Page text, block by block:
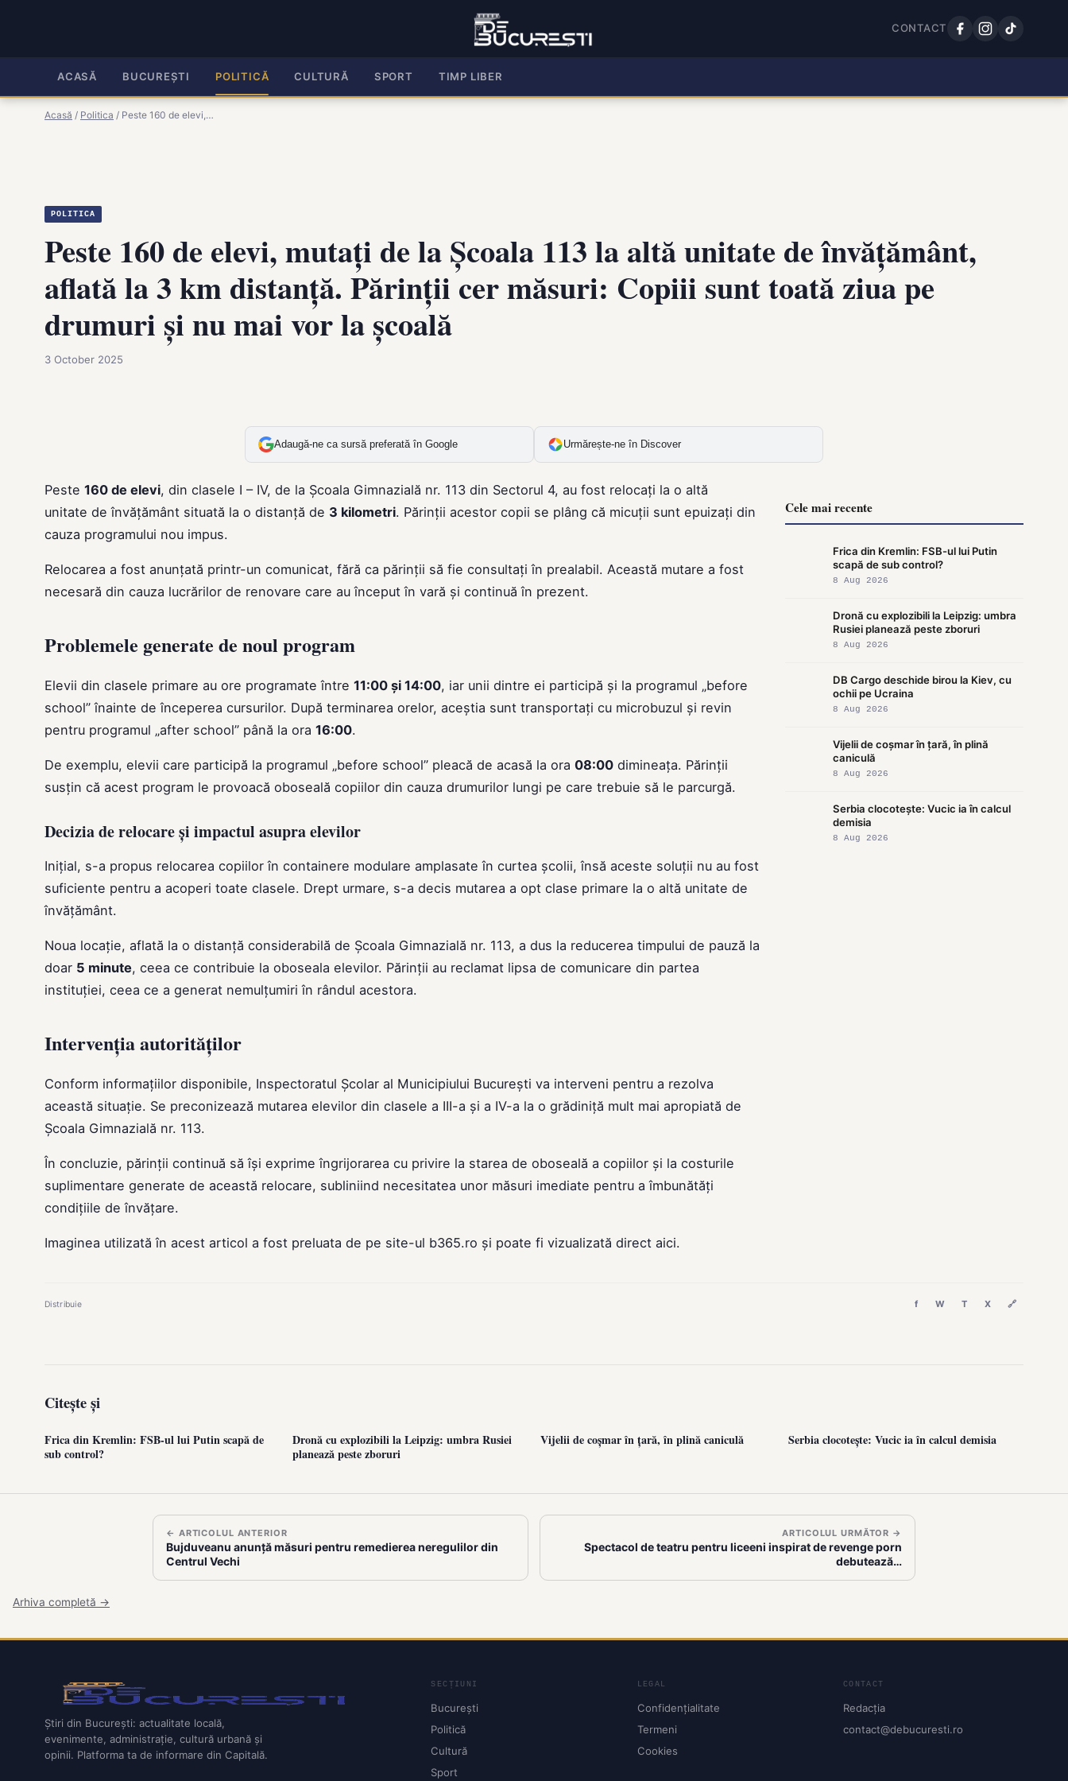
CONTACT
ACASĂ BUCUREȘTI POLITICĂ CULTURĂ SPORT TIMP LIBER
Acasă / Politica / Peste 160 de elevi,…
POLITICA
Peste 160 de elevi, mutați de la Școala 113 la altă unitate de învățământ,
aflată la 3 km distanță. Părinții cer măsuri: Copiii sunt toată ziua pe
drumuri și nu mai vor la școală
3 October 2025
Adaugă-ne ca sursă preferată în Google Urmărește-ne în Discover
Peste 160 de elevi, din clasele I – IV, de la Școala Gimnazială nr. 113 din Sectorul 4, au fost relocați la o altă
unitate de învățământ situată la o distanță de 3 kilometri. Părinții acestor copii se plâng că micuții sunt epuizați din
cauza programului nou impus.
Relocarea a fost anunțată printr-un comunicat, fără ca părinții să fie consultați în prealabil. Această mutare a fost
necesară din cauza lucrărilor de renovare care au început în vară și continuă în prezent.
Problemele generate de noul program
Elevii din clasele primare au ore programate între 11:00 și 14:00, iar unii dintre ei participă și la programul „before
school” înainte de începerea cursurilor. După terminarea orelor, aceștia sunt transportați cu microbuzul și revin
pentru programul „after school” până la ora 16:00.
De exemplu, elevii care participă la programul „before school” pleacă de acasă la ora 08:00 dimineața. Părinții
susțin că acest program le provoacă oboseală copiilor din cauza drumurilor lungi pe care trebuie să le parcurgă.
Decizia de relocare și impactul asupra elevilor
Inițial, s-a propus relocarea copiilor în containere modulare amplasate în curtea școlii, însă aceste soluții nu au fost
suficiente pentru a acoperi toate clasele. Drept urmare, s-a decis mutarea a opt clase primare la o altă unitate de
învățământ.
Noua locație, aflată la o distanță considerabilă de Școala Gimnazială nr. 113, a dus la reducerea timpului de pauză la
doar 5 minute, ceea ce contribuie la oboseala elevilor. Părinții au reclamat lipsa de comunicare din partea
instituției, ceea ce a generat nemulțumiri în rândul acestora.
Intervenția autorităților
Conform informațiilor disponibile, Inspectoratul Școlar al Municipiului București va interveni pentru a rezolva
această situație. Se preconizează mutarea elevilor din clasele a III-a și a IV-a la o grădiniță mult mai apropiată de
Școala Gimnazială nr. 113.
În concluzie, părinții continuă să își exprime îngrijorarea cu privire la starea de oboseală a copiilor și la costurile
suplimentare generate de această relocare, subliniind necesitatea unor măsuri imediate pentru a îmbunătăți
condițiile de învățare.
Imaginea utilizată în acest articol a fost preluata de pe site-ul b365.ro și poate fi vizualizată direct aici.
Cele mai recente
Frica din Kremlin: FSB-ul lui Putin
scapă de sub control?
8 Aug 2026
Dronă cu explozibili la Leipzig: umbra
Rusiei planează peste zboruri
8 Aug 2026
DB Cargo deschide birou la Kiev, cu
ochii pe Ucraina
8 Aug 2026
Vijelii de coșmar în țară, în plină
caniculă
8 Aug 2026
Serbia clocotește: Vucic ia în calcul
demisia
8 Aug 2026
Distribuie f W T X 🔗
Citește și
Frica din Kremlin: FSB-ul lui Putin scapă de
sub control?
Dronă cu explozibili la Leipzig: umbra Rusiei
planează peste zboruri
Vijelii de coșmar în țară, în plină caniculă Serbia clocotește: Vucic ia în calcul demisia
← ARTICOLUL ANTERIOR
Bujduveanu anunță măsuri pentru remedierea neregulilor din
Centrul Vechi
ARTICOLUL URMĂTOR →
Spectacol de teatru pentru liceeni inspirat de revenge porn
debutează…
Arhiva completă →
Știri din București: actualitate locală,
evenimente, administrație, cultură urbană și
opinii. Platforma ta de informare din Capitală.
SECȚIUNI
București
Politică
Cultură
Sport
LEGAL
Confidențialitate
Termeni
Cookies
CONTACT
Redacția
contact@debucuresti.ro